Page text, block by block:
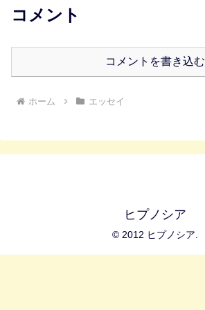
コメント
コメントを書き込む
ホーム エッセイ
ヒプノシア
© 2012 ヒプノシア.